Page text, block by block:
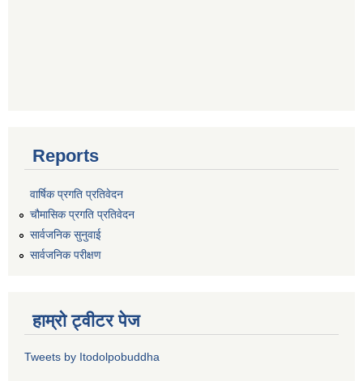
Reports
वार्षिक प्रगति प्रतिवेदन
चौमासिक प्रगति प्रतिवेदन
सार्वजनिक सुनुवाई
सार्वजनिक परीक्षण
हाम्रो ट्वीटर पेज
Tweets by Itodolpobuddha